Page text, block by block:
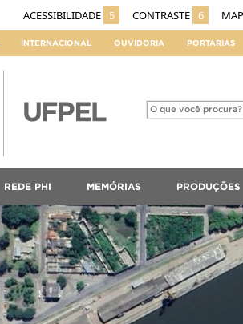
ACESSIBILIDADE 5 CONTRASTE 6
INTERNACIONAL OUVIDORIA PORTARIAS
REDE PHI MEMÓRIAS PRODUÇÕES